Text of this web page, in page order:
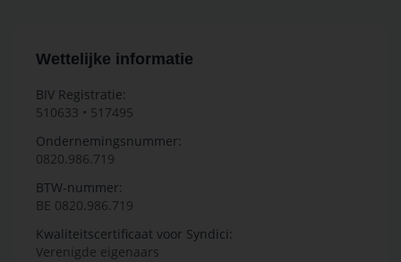
Wettelijke informatie
BIV Registratie:
510633 • 517495
Ondernemingsnummer:
0820.986.719
BTW-nummer:
BE 0820.986.719
Kwaliteitscertificaat voor Syndici:
Verenigde eigenaars